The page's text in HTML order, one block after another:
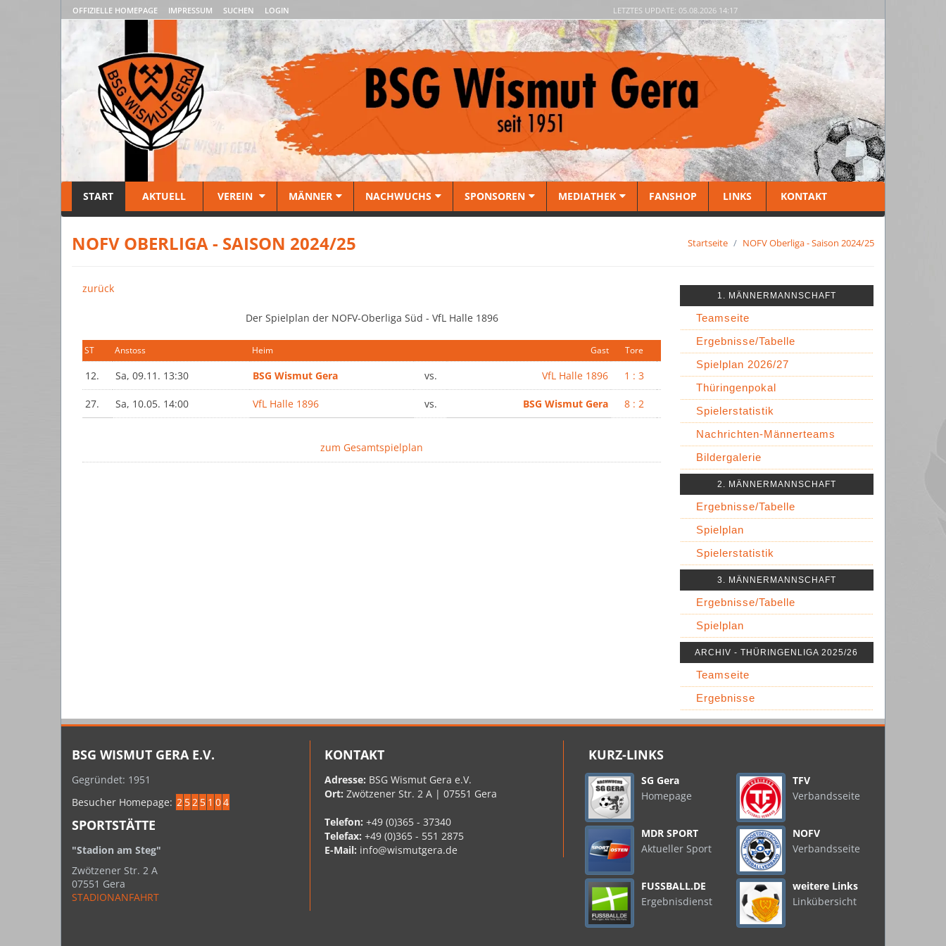
OFFIZIELLE HOMEPAGE IMPRESSUM SUCHEN LOGIN LETZTES UPDATE: 05.08.2026 14:17
START AKTUELL VEREIN MÄNNER NACHWUCHS SPONSOREN MEDIATHEK FANSHOP LINKS KONTAKT
NOFV OBERLIGA - SAISON 2024/25 Startseite NOFV Oberliga - Saison 2024/25
zurück
Der Spielplan der NOFV-Oberliga Süd - VfL Halle 1896
ST Anstoss Heim Gast Tore
12. Sa, 09.11. 13:30 BSG Wismut Gera vs. VfL Halle 1896 1 : 3
27. Sa, 10.05. 14:00 VfL Halle 1896 vs. BSG Wismut Gera 8 : 2
zum Gesamtspielplan
1. MÄNNERMANNSCHAFT
Teamseite
Ergebnisse/Tabelle
Spielplan 2026/27
Thüringenpokal
Spielerstatistik
Nachrichten-Männerteams
Bildergalerie
2. MÄNNERMANNSCHAFT
Ergebnisse/Tabelle
Spielplan
Spielerstatistik
3. MÄNNERMANNSCHAFT
Ergebnisse/Tabelle
Spielplan
ARCHIV - THÜRINGENLIGA 2025/26
Teamseite
Ergebnisse
BSG WISMUT GERA E.V.
Gegründet: 1951
Besucher Homepage: 2 52 5 1 04
SPORTSTÄTTE
"Stadion am Steg"
Zwötzener Str. 2 A
07551 Gera
STADIONANFAHRT
KONTAKT
Adresse: BSG Wismut Gera e.V.
Ort:Zwötzener Str. 2 A | 07551 Gera
Telefon:+49 (0)365 - 37340
Telefax:+49 (0)365 - 551 2875
E-Mail: info@wismutgera.de
KURZ-LINKS
SG Gera
Homepage
MDR SPORT
Aktueller Sport
FUSSBALL.DE
Ergebnisdienst
TFV
Verbandsseite
NOFV
Verbandsseite
weitere Links
Linkübersicht